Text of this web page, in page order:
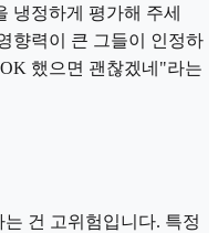
냉정하게 평가해 주세
향력이 큰 그들이 인정하
했으면 괜찮겠네"라는
건 고위험입니다. 특정